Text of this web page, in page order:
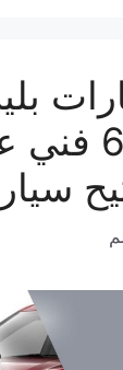
65557275